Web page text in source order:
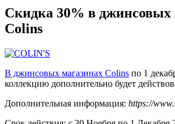
Скидка 30% в джинсовых
Colins
В джинсовых магазинах Colins по 1
коллекцию дополнительно будет
Дополнительная информация: https://